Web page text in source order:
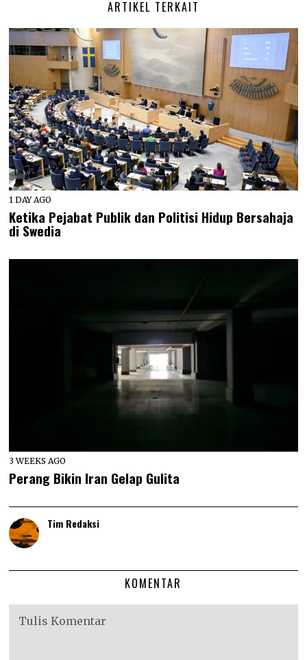
ARTIKEL TERKAIT
1 DAY AGO
Ketika Pejabat Publik dan Politisi Hidup Bersahaja
di Swedia
3 WEEKS AGO
Perang Bikin Iran Gelap Gulita
Tim Redaksi
KOMENTAR